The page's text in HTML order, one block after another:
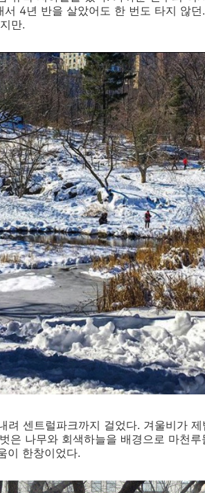
4년 반을 살았어도 한 번도 타지 않
만.
려 센트럴파크까지 걸었다. 겨울비가
은 나무와 회색하늘을 배경으로 마천
이 한창이었다.